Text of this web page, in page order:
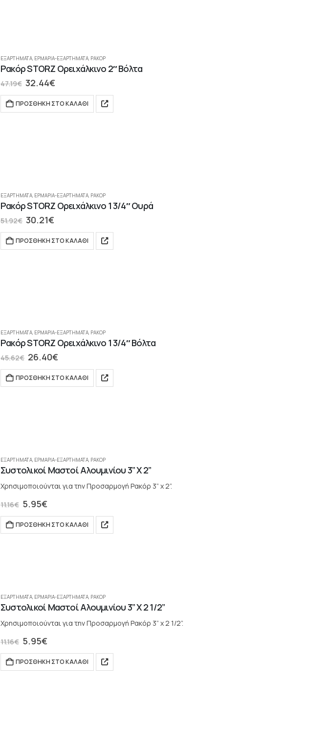
ΕΞΑΡΤΗΜΑΤΑ, ΕΡΜΆΡΙΑ-ΕΞΑΡΤΉΜΑΤΑ, ΡΑΚΌΡ
Ρακόρ STORZ Ορειχάλκινο 2″ Βόλτα
47.19€ 32.44€
ΠΡΟΣΘΉΚΗ ΣΤΟ ΚΑΛΆΘΙ
ΕΞΑΡΤΗΜΑΤΑ, ΕΡΜΆΡΙΑ-ΕΞΑΡΤΉΜΑΤΑ, ΡΑΚΌΡ
Ρακόρ STORZ Ορειχάλκινο 1 3/4″ Ουρά
51.92€ 30.21€
ΠΡΟΣΘΉΚΗ ΣΤΟ ΚΑΛΆΘΙ
ΕΞΑΡΤΗΜΑΤΑ, ΕΡΜΆΡΙΑ-ΕΞΑΡΤΉΜΑΤΑ, ΡΑΚΌΡ
Ρακόρ STORZ Ορειχάλκινο 1 3/4″ Βόλτα
45.62€ 26.40€
ΠΡΟΣΘΉΚΗ ΣΤΟ ΚΑΛΆΘΙ
ΕΞΑΡΤΗΜΑΤΑ, ΕΡΜΆΡΙΑ-ΕΞΑΡΤΉΜΑΤΑ, ΡΑΚΌΡ
Συστολικοί Μαστοί Αλουμινίου 3” X 2”
Χρησιμοποιούνται για την Προσαρμογή Ρακόρ 3” x 2”.
11.16€ 5.95€
ΠΡΟΣΘΉΚΗ ΣΤΟ ΚΑΛΆΘΙ
ΕΞΑΡΤΗΜΑΤΑ, ΕΡΜΆΡΙΑ-ΕΞΑΡΤΉΜΑΤΑ, ΡΑΚΌΡ
Συστολικοί Μαστοί Αλουμινίου 3” X 2 1/2”
Χρησιμοποιούνται για την Προσαρμογή Ρακόρ 3” x 2 1/2”.
11.16€ 5.95€
ΠΡΟΣΘΉΚΗ ΣΤΟ ΚΑΛΆΘΙ